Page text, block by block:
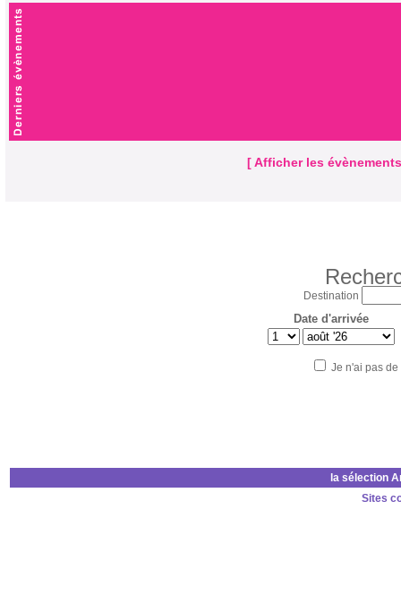
[ Afficher les
Destination
Date d'arrivée
Je n'ai pas
la sélection
Sites